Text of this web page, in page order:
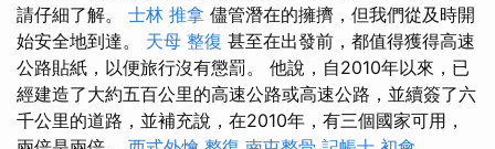
請仔細了解。 士林 推拿 儘管潛在的擁擠，但我們從及時開
始安全地到達。 天母 整復 甚至在出發前，都值得獲得高速
公路貼紙，以便旅行沒有懲罰。 他說，自2010年以來，已
經建造了大約五百公里的高速公路或高速公路，並續簽了六
千公里的道路，並補充說，在2010年，有三個國家可用，